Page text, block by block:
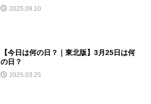
2025.09.10
【今日は何の日？｜東北版】3月25日は何
の日？
2025.03.25